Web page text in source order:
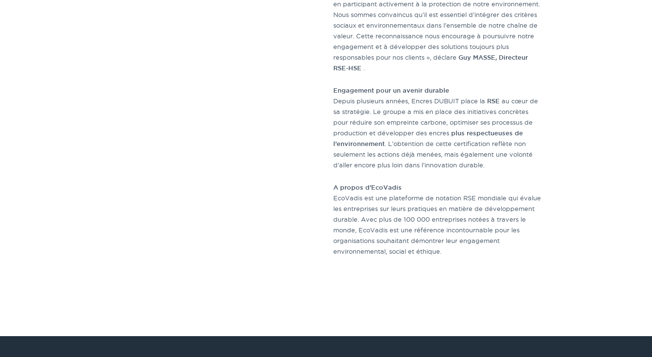
en participant activement à la protection de notre environnement.
Nous sommes convaincus qu’il est essentiel d’intégrer des critères
sociaux et environnementaux dans l’ensemble de notre chaîne de
valeur. Cette reconnaissance nous encourage à poursuivre notre
engagement et à développer des solutions toujours plus
responsables pour nos clients », déclare Guy MASSE, Directeur
RSE-HSE
Engagement pour un avenir durable
Depuis plusieurs années, Encres DUBUIT place la RSE au cœur de
sa stratégie. Le groupe a mis en place des initiatives concrètes
pour réduire son empreinte carbone, optimiser ses processus de
production et développer des encres plus respectueuses de
l’environnement . L’obtention de cette certification reflète non
seulement les actions déjà menées, mais également une volonté
d’aller encore plus loin dans l’innovation durable.
A propos d’EcoVadis
EcoVadis est une plateforme de notation RSE mondiale qui évalue
les entreprises sur leurs pratiques en matière de développement
durable. Avec plus de 100 000 entreprises notées à travers le
monde, EcoVadis est une référence incontournable pour les
organisations souhaitant démontrer leur engagement
environnemental, social et éthique.